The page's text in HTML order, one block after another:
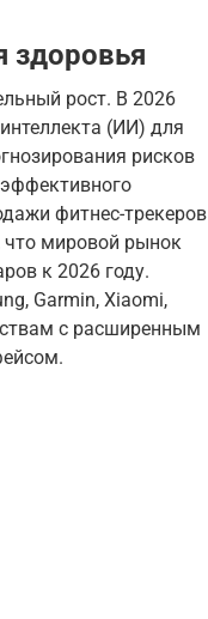
здоровья
рост. В 2026
(ИИ) для
рисков
фитнес-трекеров
что мировой рынок
к 2026 году.
Garmin, Xiaomi,
с расширенным